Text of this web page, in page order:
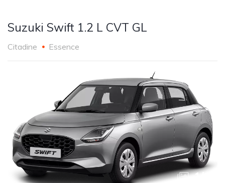
Suzuki Swift 1.2 L CVT GL
Citadine Essence
1/